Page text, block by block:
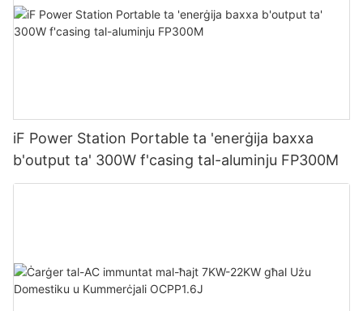
iF Power Station Portable ta 'enerġija baxxa
b'output ta' 300W f'casing tal-aluminju FP300M